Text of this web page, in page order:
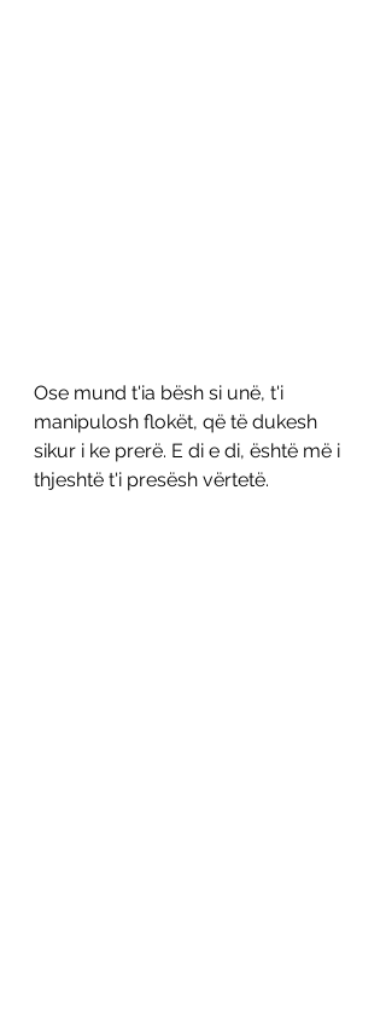
Ose mund t'ia bësh si unë, t'i
manipulosh flokët, që të dukesh
sikur i ke prerë. E di e di, është më i
thjeshtë t'i presësh vërtetë.